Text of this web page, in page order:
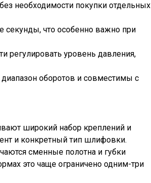
необходимости покупки отдельных
секунды, что особенно важно при
регулировать уровень давления,
оборотов и совместимы с
широкий набор креплений и
и конкретный тип шлифовки.
сменные полотна и губки
это чаще ограничено одним-три